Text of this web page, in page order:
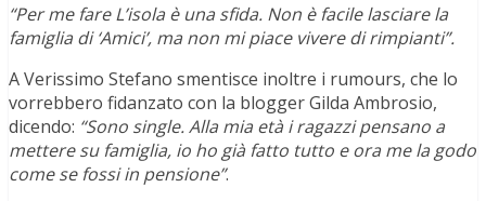
“Per me fare L’isola è una sfida. Non è facile lasciare la
famiglia di ‘Amici’, ma non mi piace vivere di rimpianti”.
A Verissimo Stefano smentisce inoltre i rumours, che lo
vorrebbero fidanzato con la blogger Gilda Ambrosio,
dicendo: “Sono single. Alla mia età i ragazzi pensano a
mettere su famiglia, io ho già fatto tutto e ora me la godo
come se fossi in pensione”.